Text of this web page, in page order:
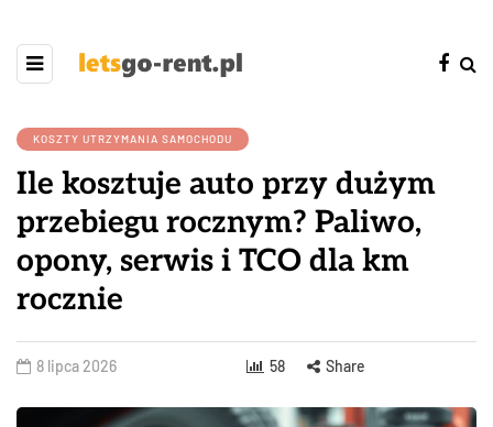
KOSZTY UTRZYMANIA SAMOCHODU
Ile kosztuje auto przy dużym
przebiegu rocznym? Paliwo,
opony, serwis i TCO dla km
rocznie
8 lipca 2026 58 Share